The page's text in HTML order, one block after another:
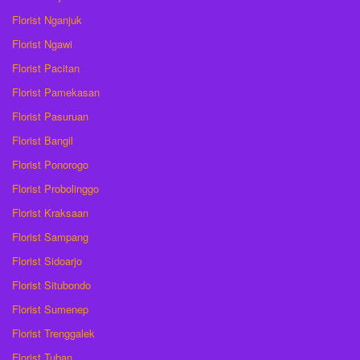
Florist Nganjuk
Florist Ngawi
Florist Pacitan
Florist Pamekasan
Florist Pasuruan
Florist Bangil
Florist Ponorogo
Florist Probolinggo
Florist Kraksaan
Florist Sampang
Florist Sidoarjo
Florist Situbondo
Florist Sumenep
Florist Trenggalek